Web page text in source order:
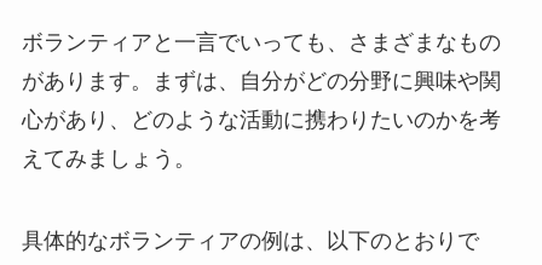
ボランティアと一言でいっても、さまざまなもの
があります。まずは、自分がどの分野に興味や関
心があり、どのような活動に携わりたいのかを考
えてみましょう。
具体的なボランティアの例は、以下のとおりで